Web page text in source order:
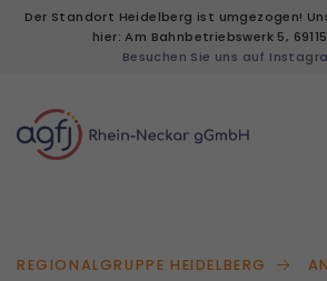
Der Standort Heidelberg ist umgezogen!
hier: Am Bahnbetriebswerk 5,
Besuchen Sie uns auf
REGIONALGRUPPE HEIDELBERG